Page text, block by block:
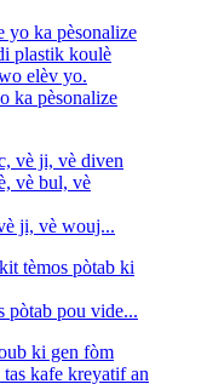
ka pèsonalize
ji, vè wouj...
pòtab pou vide...